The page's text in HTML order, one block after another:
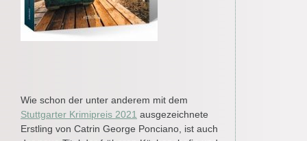
Wie schon der unter anderem mit dem
Stuttgarter Krimipreis 2021 ausgezeichnete
Erstling von Catrin George Ponciano, ist auch